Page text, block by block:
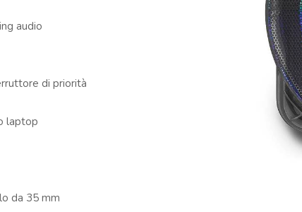
audio
di priorità
laptop
da 35 mm